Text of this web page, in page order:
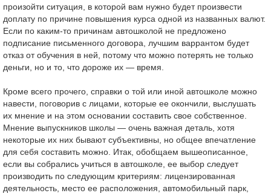
произойти ситуация, в которой вам нужно будет произвести
доплату по причине повышения курса одной из названных валют.
Если по каким-то причинам автошколой не предложено
подписание письменного договора, лучшим варрантом будет
отказ от обучения в ней, потому что можно потерять не только
деньги, но и то, что дороже их — время.
Кроме всего прочего, справки о той или иной автошколе можно
навести, поговорив с лицами, которые ее окончили, выслушать
их мнение и на этом основании составить свое собственное.
Мнение выпускников школы — очень важная деталь, хотя
некоторые их них бывают субъективны, но общее впечатление
для себя составить можно. Итак, обобщаем вышеописанное,
если вы собрались учиться в автошколе, ее выбор следует
производить по следующим критериям: лицензированная
деятельность, место ее расположения, автомобильный парк,